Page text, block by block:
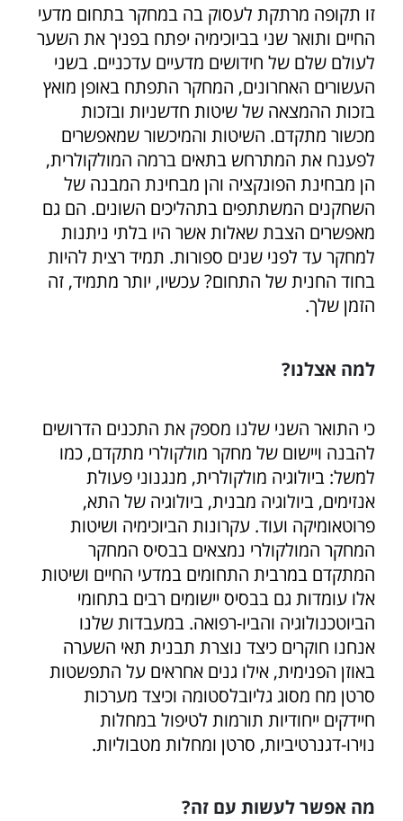
זו תקופה מרתקת לעסוק בה במחקר בתחום מדעי
החיים ותואר שני בביוכימיה יפתח בפניך את השער
לעולם שלם של חידושים מדעיים עדכניים. בשני
העשורים האחרונים, המחקר התפתח באופן מואץ
בזכות ההמצאה של שיטות חדשניות ובזכות
מכשור מתקדם. השיטות והמיכשור שמאפשרים
לפענח את המתרחש בתאים ברמה המולקולרית,
הן מבחינת הפונקציה והן מבחינת המבנה של
השחקנים המשתתפים בתהליכים השונים. הם גם
מאפשרים הצבת שאלות אשר היו בלתי ניתנות
למחקר עד לפני שנים ספורות. תמיד רצית להיות
בחוד החנית של התחום? עכשיו, יותר מתמיד, זה
הזמן שלך.
למה אצלנו?
כי התואר השני שלנו מספק את התכנים הדרושים
להבנה ויישום של מחקר מולקולרי מתקדם, כמו
למשל: ביולוגיה מולקולרית, מנגנוני פעולת
אנזימים, ביולוגיה מבנית, ביולוגיה של התא,
פרוטאומיקה ועוד. עקרונות הביוכימיה ושיטות
המחקר המולקולרי נמצאים בבסיס המחקר
המתקדם במרבית התחומים במדעי החיים ושיטות
אלו עומדות גם בבסיס יישומים רבים בתחומי
הביוטכנולוגיה והביו-רפואה. במעבדות שלנו
אנחנו חוקרים כיצד נוצרת תבנית תאי השערה
באוזן הפנימית, אילו גנים אחראים על התפשטות
סרטן מח מסוג גליובלסטומה וכיצד מערכות
חיידקים ייחודיות תורמות לטיפול במחלות
נוירו-דגנרטיביות, סרטן ומחלות מטבוליות.
מה אפשר לעשות עם זה?